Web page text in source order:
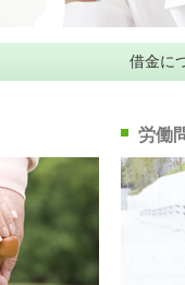
借金に
労働